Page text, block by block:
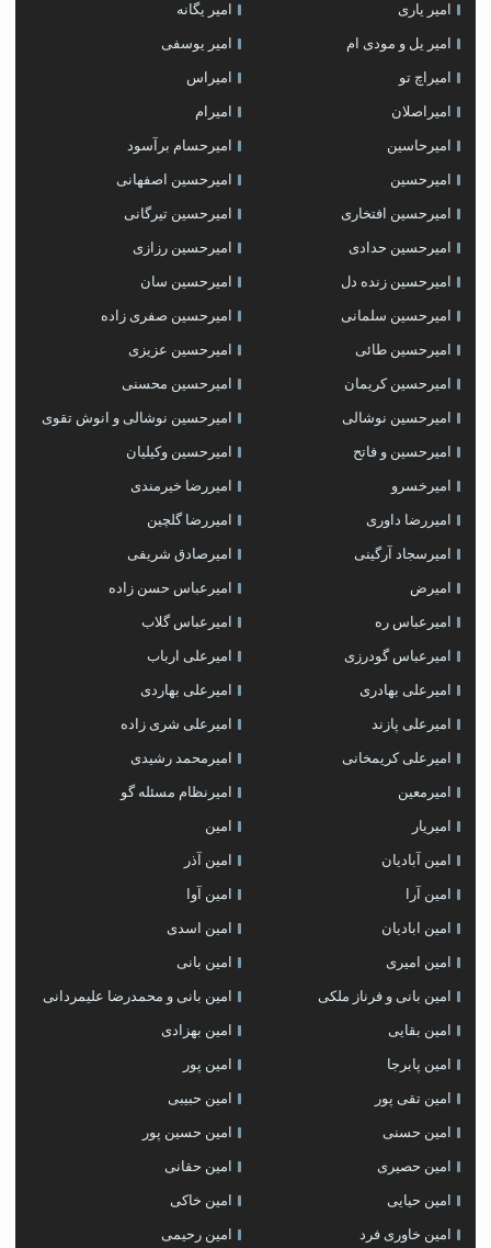
امیر یاری امیر یگانه
امیر یل و مودی ام امیر یوسفی
امیراچ تو امیراس
امیراصلان امیرام
امیرحاسین امیرحسام برآسود
امیرحسین امیرحسین اصفهانی
امیرحسین افتخاری امیرحسین تیرگانی
امیرحسین حدادی امیرحسین رزازی
امیرحسین زنده دل امیرحسین سان
امیرحسین سلمانی امیرحسین صفری زاده
امیرحسین طائی امیرحسین عزیزی
امیرحسین کریمان امیرحسین محسنی
امیرحسین نوشالی امیرحسین نوشالی و انوش تقوی
امیرحسین و فاتح امیرحسین وکیلیان
امیرخسرو امیررضا خیرمندی
امیررضا داوری امیررضا گلچین
امیرسجاد آرگینی امیرصادق شریفی
امیرض امیرعباس حسن زاده
امیرعباس ره امیرعباس گلاب
امیرعباس گودرزی امیرعلی ارباب
امیرعلی بهادری امیرعلی بهاردی
امیرعلی پازند امیرعلی شری زاده
امیرعلی کریمخانی امیرمحمد رشیدی
امیرمعین امیرنظام مسئله گو
امیریار امین
امین آبادیان امین آذر
امین آرا امین آوا
امین ابادیان امین اسدی
امین امیری امین بانی
امین بانی و فرناز ملکی امین بانی و محمدرضا علیمردانی
امین بقایی امین بهزادی
امین پابرجا امین پور
امین تقی پور امین حبیبی
امین حسنی امین حسین پور
امین حصیری امین حقانی
امین حیایی امین خاکی
امین خاوری فرد امین رحیمی